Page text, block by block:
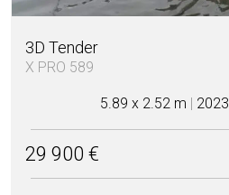
3D Tender
X PRO 589
5.89 x 2.52 m | 2023
29 900 €